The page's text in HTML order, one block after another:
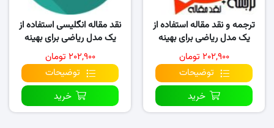
ترجمه و نقد مقاله استفاده از
یک مدل ریاضی برای بهینه
سازی…
۲۰۲,۹۰۰ تومان
توضیحات
خرید
نقد مقاله انگلیسی استفاده از
یک مدل ریاضی برای بهینه‌
سازی سیستم‌ های..
۲۰۲,۹۰۰ تومان
توضیحات
خرید